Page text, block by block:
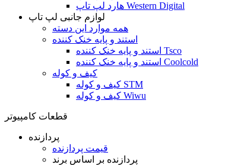
هارد لپ تاپ Western Digital
لوازم جانبی لپ تاپ
همه موارد این دسته
استند و پایه خنک کننده
استند و پایه خنک کننده Tsco
استند و پایه خنک کننده Coolcold
کیف و کوله
کیف و کوله STM
کیف و کوله Wiwu
قطعات کامپیوتر
پردازنده
قیمت پردازنده
پردازنده بر اساس برند